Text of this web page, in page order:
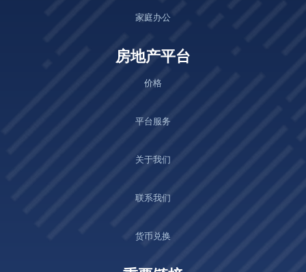
家庭办公
房地产平台
价格
平台服务
关于我们
联系我们
货币兑换